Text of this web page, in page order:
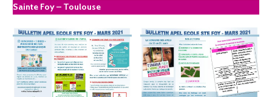
Sainte Foy – Toulouse